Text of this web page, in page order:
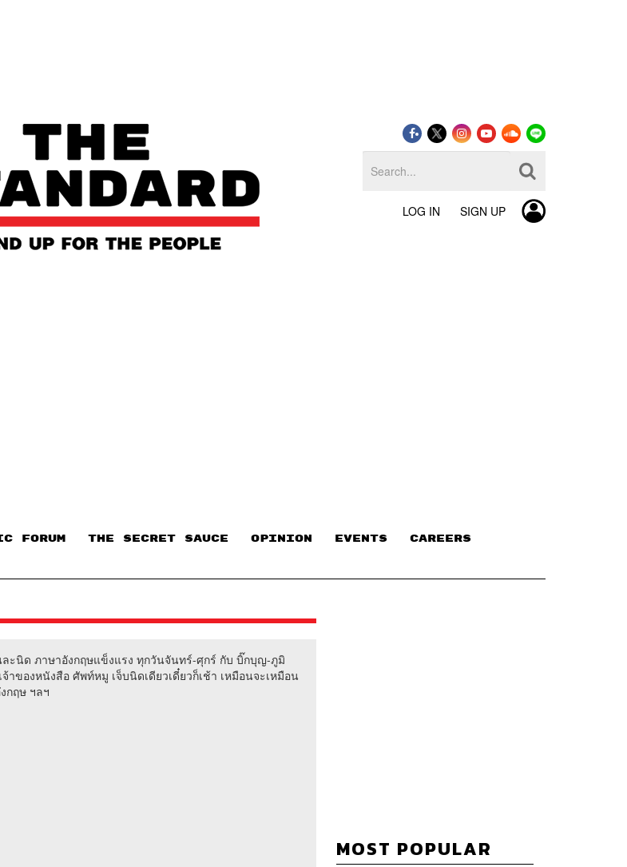
LOG IN SIGN UP
FORUM THE SECRET SAUCE​ OPINION EVENTS CAREERS
ะนิด ภาษาอังกฤษแข็งแรง ทุกวันจันทร์-ศุกร์ กับ บิ๊กบุญ-ภูมิ
ของหนังสือ ศัพท์หมู เจ็บนิดเดียวเดี๋ยวก็เช้า เหมือนจะเหมือน
กฤษ ฯลฯ
MOST POPULAR